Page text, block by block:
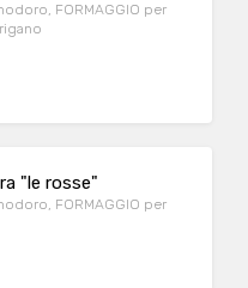
FORMAGGIO per
"le rosse"
FORMAGGIO per